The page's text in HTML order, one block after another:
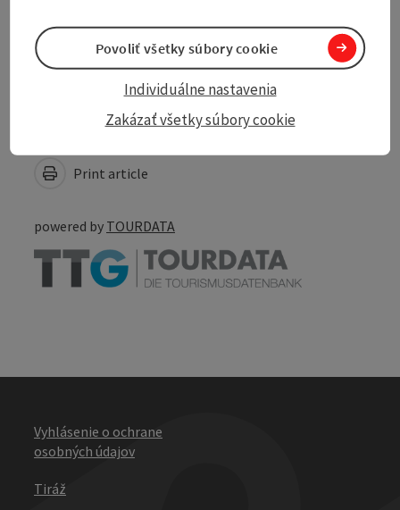
Accessibility
Create PDF
Print article
Nearby
powered by TOURDATA
Vyhlásenie o ochrane
osobných údajov
Tiráž
Zakázať všetky súbory cookie
Individuálne nastavenia
Povoliť všetky súbory cookie